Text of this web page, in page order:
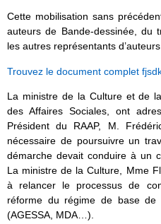
Cette mobilisation sans
auteurs de Bande-dessinée, du
les autres représentants
Trouvez le document complet
La ministre de la Culture et de
des Affaires Sociales, ont
Président du RAAP, M.
nécessaire de poursuivre un
démarche devait conduire à un
La ministre de la Culture, Mme
à relancer le processus de
réforme du régime de base
(AGESSA, MDA…).